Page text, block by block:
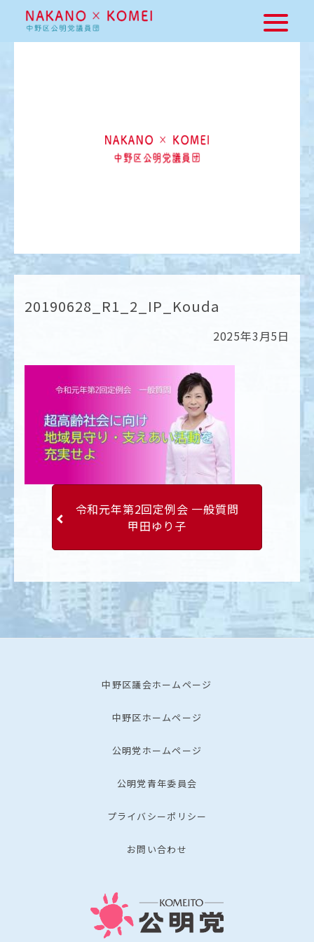
20190628_R1_2_IP_Kouda
2025年3月5日
令和元年第2回定例会 一般質問
甲田ゆり子
中野区議会ホームページ
中野区ホームページ
公明党ホームページ
公明党青年委員会
プライバシーポリシー
お問い合わせ